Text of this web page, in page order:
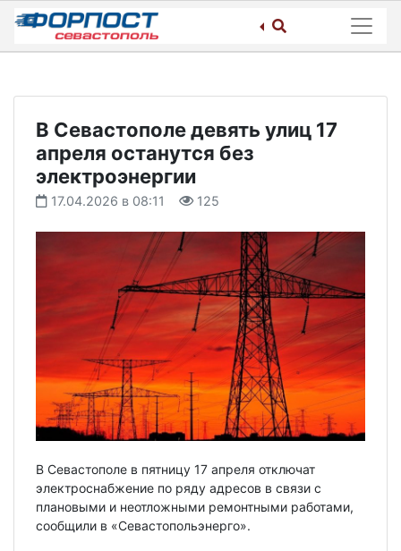
Skip
content
В Севастополе девять улиц 17
апреля останутся без
электроэнергии
17.04.2026 в 08:11 125
В Севастополе в пятницу 17 апреля отключат
электроснабжение по ряду адресов в связи с
плановыми и неотложными ремонтными работами,
сообщили в «Севастопольэнерго».